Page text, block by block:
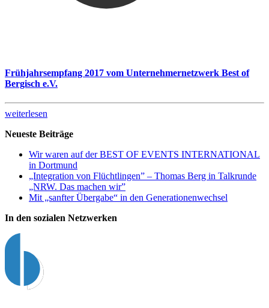
Frühjahrsempfang 2017 vom Unternehmernetzwerk Best of
Bergisch e.V.
weiterlesen
Neueste Beiträge
Wir waren auf der BEST OF EVENTS INTERNATIONAL
in Dortmund
„Integration von Flüchtlingen” – Thomas Berg in Talkrunde
„NRW. Das machen wir”
Mit „sanfter Übergabe“ in den Generationenwechsel
In den sozialen Netzwerken